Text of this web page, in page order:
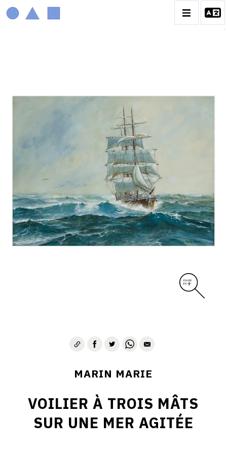
MARIN MARIE
BIOGRAPHIE
CATALOGUE DES OEUVRES
CONTACT
MARIN MARIE
VOILIER À TROIS MÂTS
SUR UNE MER AGITÉE